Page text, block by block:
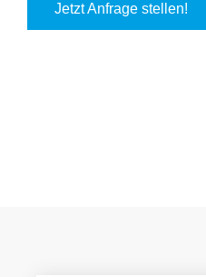
Jetzt Anfrage stellen!